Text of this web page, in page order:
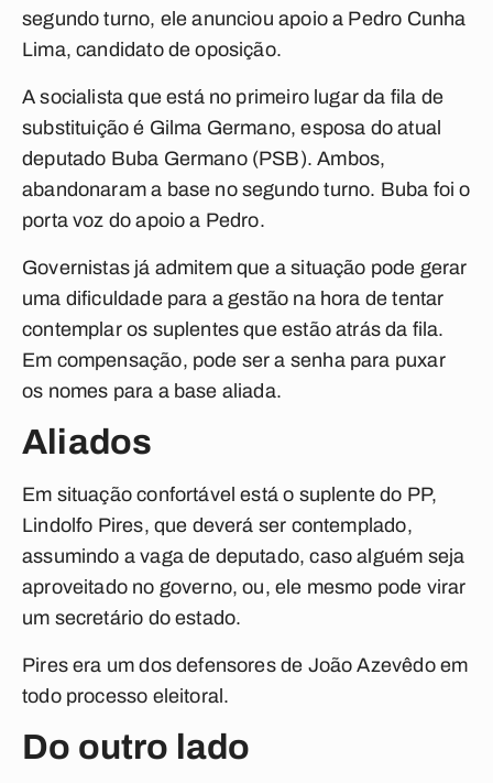
segundo turno, ele anunciou apoio a Pedro Cunha
Lima, candidato de oposição.
A socialista que está no primeiro lugar da fila de
substituição é Gilma Germano, esposa do atual
deputado Buba Germano (PSB). Ambos,
abandonaram a base no segundo turno. Buba foi o
porta voz do apoio a Pedro.
Governistas já admitem que a situação pode gerar
uma dificuldade para a gestão na hora de tentar
contemplar os suplentes que estão atrás da fila.
Em compensação, pode ser a senha para puxar
os nomes para a base aliada.
Aliados
Em situação confortável está o suplente do PP,
Lindolfo Pires, que deverá ser contemplado,
assumindo a vaga de deputado, caso alguém seja
aproveitado no governo, ou, ele mesmo pode virar
um secretário do estado.
Pires era um dos defensores de João Azevêdo em
todo processo eleitoral.
Do outro lado